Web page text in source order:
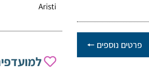
פרטים נוספים 🠔
Aristi